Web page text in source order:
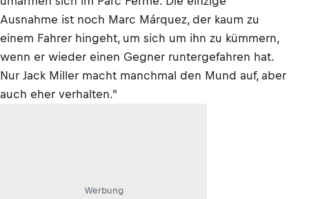
Ausnahme ist noch Marc Márquez, der kaum zu
einem Fahrer hingeht, um sich um ihn zu kümmern,
wenn er wieder einen Gegner runtergefahren hat.
Nur Jack Miller macht manchmal den Mund auf, aber
auch eher verhalten."
Werbung